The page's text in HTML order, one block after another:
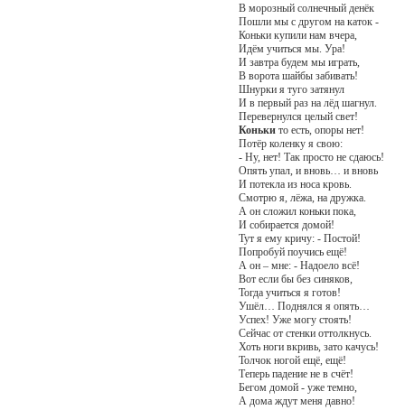
В морозный солнечный денёк
Пошли мы с другом на каток -
Коньки купили нам вчера,
Идём учиться мы. Ура!
И завтра будем мы играть,
В ворота шайбы забивать!
Шнурки я туго затянул
И в первый раз на лёд шагнул.
Перевернулся целый свет!
Конькито есть, опоры нет!
Потёр коленку я свою:
- Ну, нет! Так просто не сдаюсь!
Опять упал, и вновь… и вновь
И потекла из носа кровь.
Смотрю я, лёжа, на дружка.
А он сложил коньки пока,
И собирается домой!
Тут я ему кричу: - Постой!
Попробуй поучись ещё!
А он – мне: - Надоело всё!
Вот если бы без синяков,
Тогда учиться я готов!
Ушёл… Поднялся я опять…
Успех! Уже могу стоять!
Сейчас от стенки оттолкнусь.
Хоть ноги вкривь, зато качусь!
Толчок ногой ещё, ещё!
Теперь падение не в счёт!
Бегом домой - уже темно,
А дома ждут меня давно!